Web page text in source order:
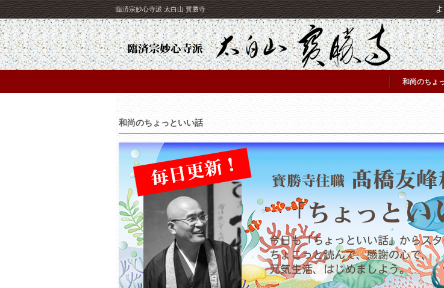
臨済宗妙心寺派 太白山 寳勝寺
和尚のちょ
和尚のちょっといい話